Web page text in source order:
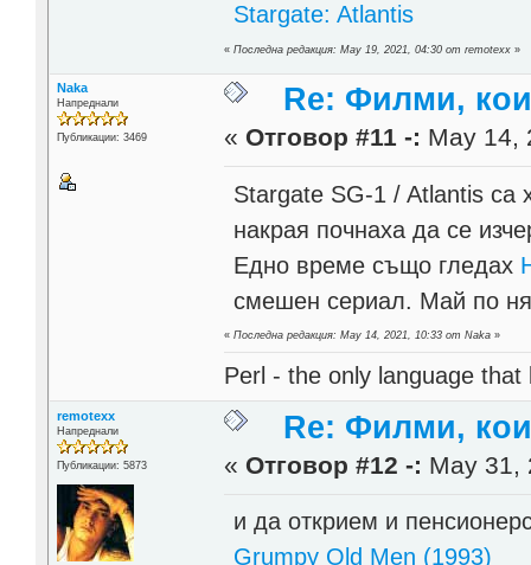
Stargate: Atlantis
«Последна редакция: May 19, 2021, 04:30 от remotexx »
Naka
Напреднали
Публикации: 3469
Re: Филми,
« Отговор #11 -: May 14,
Stargate SG-1 / Atlantis са
накрая почнаха да се
Едно време също гледах
смешен сериал. Май по
«Последна редакция: May 14, 2021, 10:33 от Naka »
Perl - the only language
remotexx
Напреднали
Публикации: 5873
Re: Филми,
« Отговор #12 -: May 31,
и да открием и
Grumpy Old Men (1993)